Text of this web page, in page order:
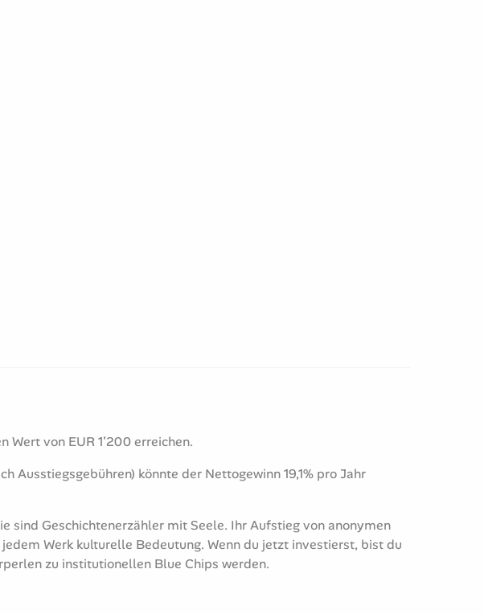
von EUR 1’200 erreichen.
Ausstiegsgebühren) könnte der Nettogewinn 19,1% pro Jahr
sind Geschichtenerzähler mit Seele. Ihr Aufstieg von anonymen
Werk kulturelle Bedeutung. Wenn du jetzt investierst, bist du
zu institutionellen Blue Chips werden.